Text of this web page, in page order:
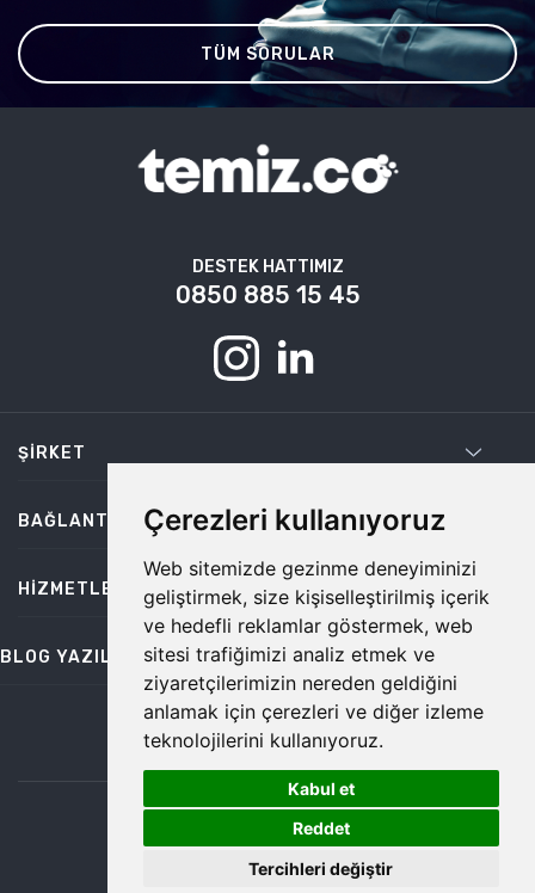
Çerezleri kullanıyoruz
Web sitemizde gezinme deneyiminizi
geliştirmek, size kişiselleştirilmiş içerik
ve hedefli reklamlar göstermek, web
sitesi trafiğimizi analiz etmek ve
ziyaretçilerimizin nereden geldiğini
anlamak için çerezleri ve diğer izleme
teknolojilerini kullanıyoruz.
Kabul et
Reddet
Tercihleri değiştir
TÜM SORULAR
DESTEK HATTIMIZ
0850 885 15 45
ŞIRKET
BAĞLANTILAR
HIZMETLER
BLOG YAZILARI
bilgi@temiz.co
©2026 Temiz, Her Hakkı Saklıdır.